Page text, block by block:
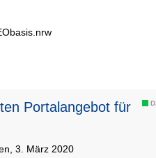
Portalangebot für
3. März 2020